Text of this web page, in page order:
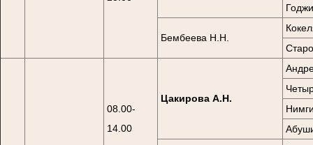
Бембеева Н.Н.
08.00-
14.00
Цакирова А.Н.